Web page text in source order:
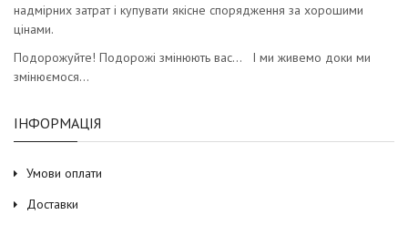
надмірних затрат і купувати якісне спорядження за хорошими
цінами.
Подорожуйте! Подорожі змінюють вас… І ми живемо доки ми
змінюємося…
ІНФОРМАЦІЯ
Умови оплати
Доставки